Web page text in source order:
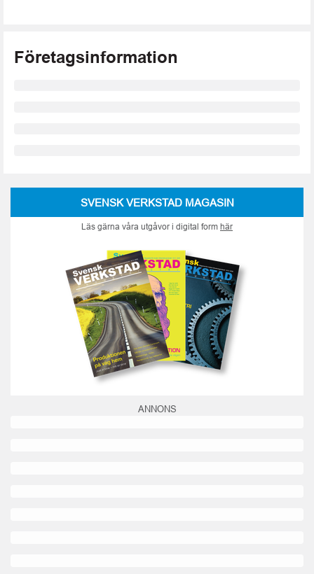
Företagsinformation
SVENSK VERKSTAD MAGASIN
Läs gärna våra utgåvor i digital form här
ANNONS